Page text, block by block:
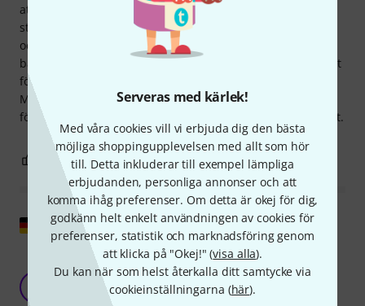
Serveras med kärlek!
Med våra cookies vill vi erbjuda dig den bästa
möjliga shoppingupplevelsen med allt som hör
till. Detta inkluderar till exempel lämpliga
erbjudanden, personliga annonser och att
komma ihåg preferenser. Om detta är okej för dig,
godkänn helt enkelt användningen av cookies för
preferenser, statistik och marknadsföring genom
att klicka på "Okej!" (visa alla).
Du kan när som helst återkalla ditt samtycke via
cookieinställningarna (här).
att byta ut dem mot de mjukare D'Addario Helicore-
strängarna, som jag har goda erfarenheter av för pizzicato
och arco. Naturligtvis kommer det att ta lite längre tid för
basen att bli ordentligt inkörd. Det kommer inte att vara det
första instrumentet vars ton utvecklas lite mer med tiden.
Men jag kan redan säga: basen uppfyller mina
förväntningar och ger mig stor glädje. Köpet var väl värt det.
2 ANMÄL RECENSION
Visa original
Utmärkta råd, bra ljud, men trots att den
hanteras av Thomanns specialistverkstad
behöver den fortfarande omarbetas avsevärt.